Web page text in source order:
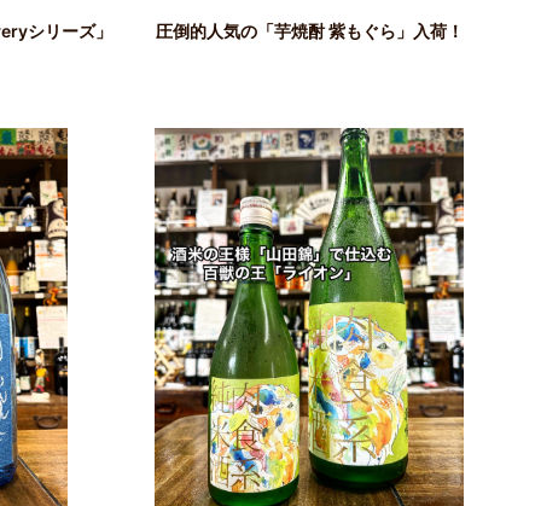
シリーズ」 圧倒的人気の「芋焼酎 紫もぐら」入荷！